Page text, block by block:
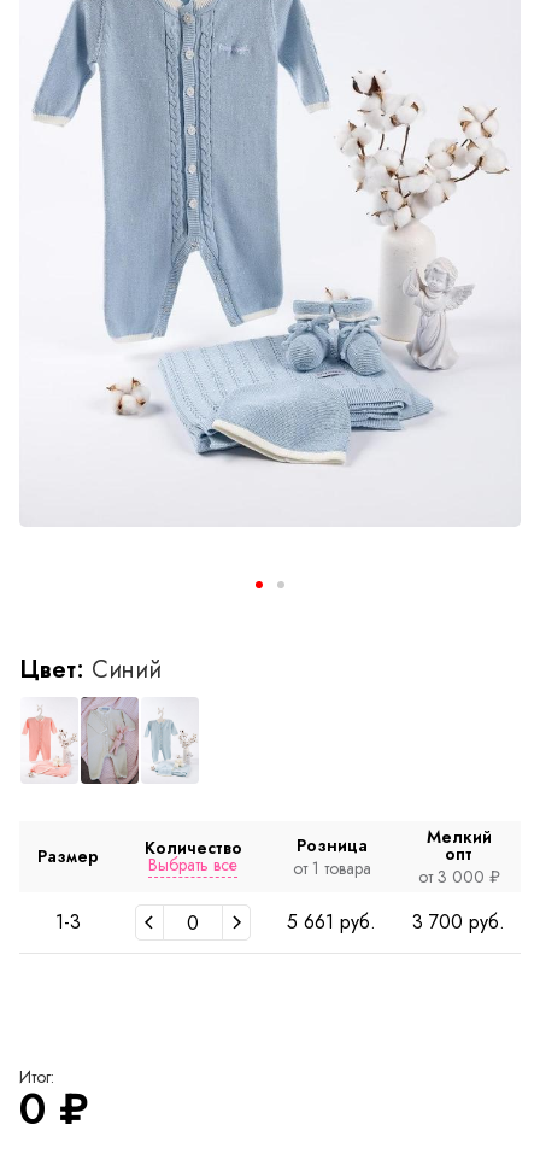
Цвет: Синий
Размер Количество
Выбрать все
Розница
от 1 товара
Мелкий
опт
от 3 000 ₽
1-3 5 661 руб. 3 700 руб.
Итог:
0 ₽